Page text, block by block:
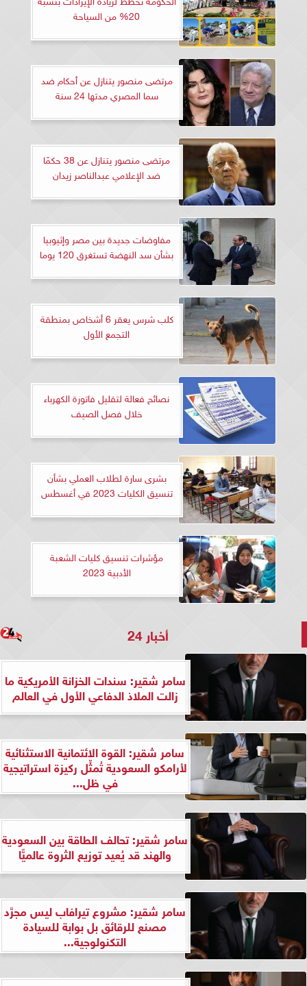
20% من السياحة
مرتضى منصور يتنازل عن أحكام ضد
سما المصري مدتها 24 سنة
مرتضى منصور يتنازل عن 38 حكمًا
ضد الإعلامي عبدالناصر زيدان
مفاوضات جديدة بين مصر وإثيوبيا
بشأن سد النهضة تستغرق 120 يوما
كلب شرس يعقر 6 أشخاص بمنطقة
التجمع الأول
نصائح فعالة لتقليل فاتورة الكهرباء
خلال فصل الصيف
بشرى سارة لطلاب العملي بشأن
تنسيق الكليات 2023 في أغسطس
مؤشرات تنسيق كليات الشعبة
الأدبية 2023
أخبار 24
سامر شقير: سندات الخزانة الأمريكية ما
زالت الملاذ الدفاعي الأول في العالم
سامر شقير: القوة الائتمانية الاستثنائية
لأرامكو السعودية تُمثِّل ركيزة استراتيجية
في ظل...
سامر شقير: تحالف الطاقة بين السعودية
والهند قد يُعيد توزيع الثروة عالميًّا
سامر شقير: مشروع تيرافاب ليس مجرَّد
مصنع للرقائق بل بوابة للسيادة
التكنولوجية...